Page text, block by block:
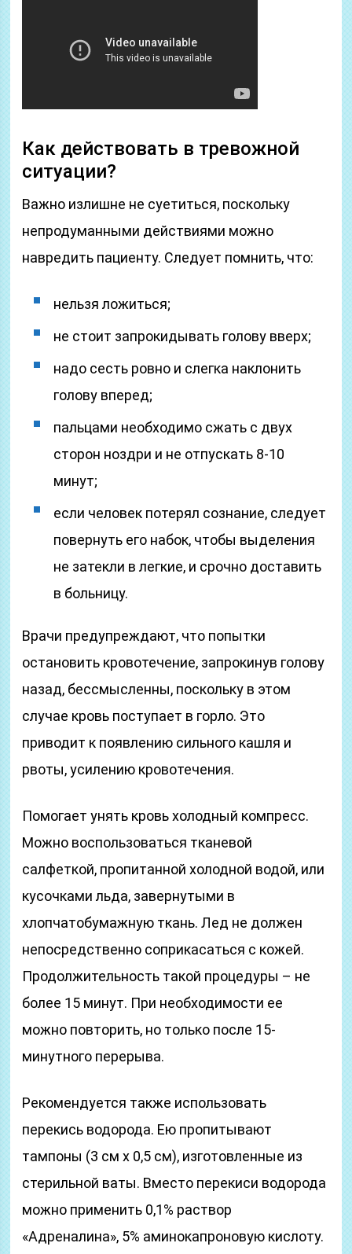
Как действовать в тревожной
ситуации?
Важно излишне не суетиться, поскольку
непродуманными действиями можно
навредить пациенту. Следует помнить, что:
нельзя ложиться;
не стоит запрокидывать голову вверх;
надо сесть ровно и слегка наклонить
голову вперед;
пальцами необходимо сжать с двух
сторон ноздри и не отпускать 8-10
минут;
если человек потерял сознание, следует
повернуть его набок, чтобы выделения
не затекли в легкие, и срочно доставить
в больницу.
Врачи предупреждают, что попытки
остановить кровотечение, запрокинув голову
назад, бессмысленны, поскольку в этом
случае кровь поступает в горло. Это
приводит к появлению сильного кашля и
рвоты, усилению кровотечения.
Помогает унять кровь холодный компресс.
Можно воспользоваться тканевой
салфеткой, пропитанной холодной водой, или
кусочками льда, завернутыми в
хлопчатобумажную ткань. Лед не должен
непосредственно соприкасаться с кожей.
Продолжительность такой процедуры – не
более 15 минут. При необходимости ее
можно повторить, но только после 15-
минутного перерыва.
Рекомендуется также использовать
перекись водорода. Ею пропитывают
тампоны (3 см х 0,5 см), изготовленные из
стерильной ваты. Вместо перекиси водорода
можно применить 0,1% раствор
«Адреналина», 5% аминокапроновую кислоту.